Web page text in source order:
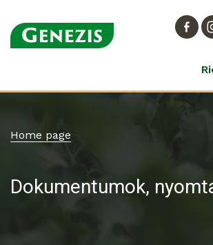
Home page
Dokumentumok,